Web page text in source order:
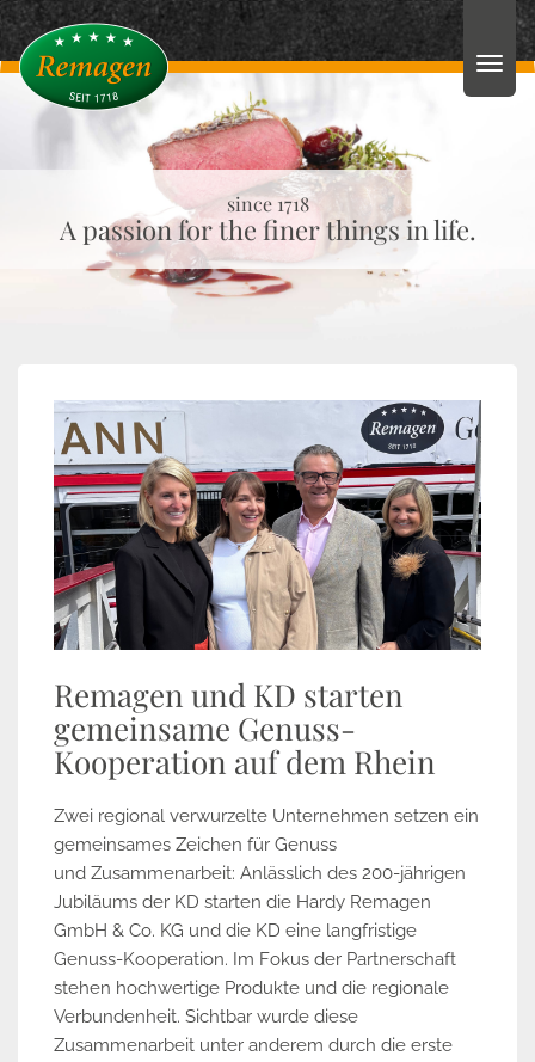
since 1718
A passion for the finer things in life.
Remagen und KD starten
gemeinsame Genuss-
Kooperation auf dem Rhein
Zwei regional verwurzelte Unternehmen setzen ein
gemeinsames Zeichen für Genuss
und Zusammenarbeit: Anlässlich des 200-jährigen
Jubiläums der KD starten die Hardy Remagen
GmbH & Co. KG und die KD eine langfristige
Genuss-Kooperation. Im Fokus der Partnerschaft
stehen hochwertige Produkte und die regionale
Verbundenheit. Sichtbar wurde diese
Zusammenarbeit unter anderem durch die erste